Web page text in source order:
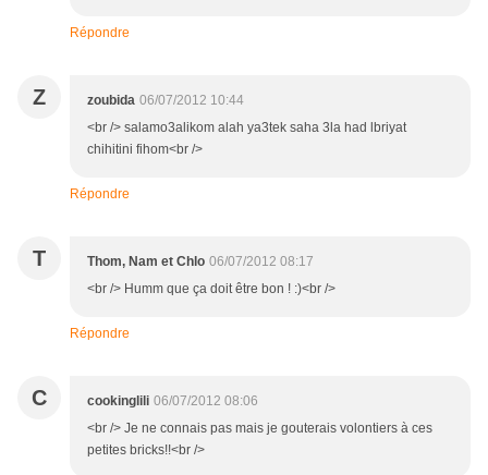
Répondre
Z zoubida 06/07/2012 10:44
<br /> salamo3alikom alah ya3tek saha 3la had lbriyat
chihitini fihom<br />
Répondre
T Thom, Nam et Chlo 06/07/2012 08:17
<br /> Humm que ça doit être bon ! :)<br />
Répondre
C cookinglili 06/07/2012 08:06
<br /> Je ne connais pas mais je gouterais volontiers à ces
petites bricks!!<br />